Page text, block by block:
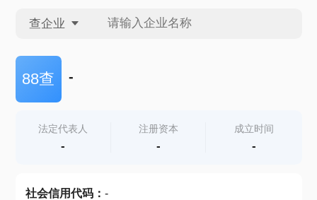
查企业
查企业
查产地
88查 -
法定代表人
-
注册资本
-
成立时间
-
社会信用代码： -